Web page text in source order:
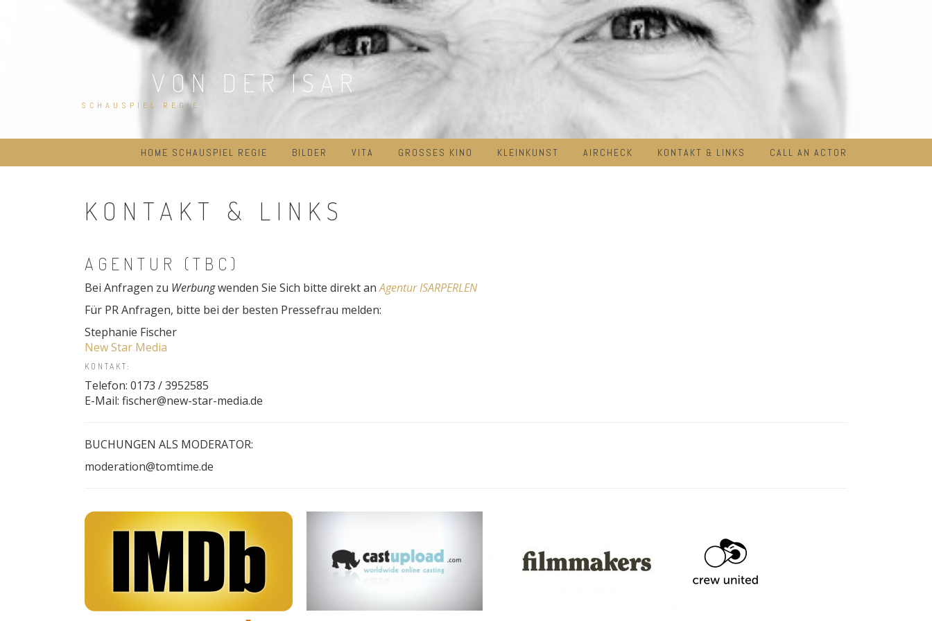
TOM VON DER ISAR
SCHAUSPIEL REGIE
HOME SCHAUSPIEL REGIE BILDER VITA GROSSES KINO KLEINKUNST AIRCHECK KONTAKT & LINKS CALL AN ACTOR
KONTAKT & LINKS
AGENTUR (TBC)
Bei Anfragen zu Werbungwenden Sie Sich bitte direkt an Agentur ISARPERLEN
Für PR Anfragen, bitte bei der besten Pressefrau melden:
Stephanie Fischer
New Star Media
KONTAKT:
Telefon: 0173 / 3952585
E-Mail: fischer@new-star-media.de
BUCHUNGEN ALS MODERATOR:
moderation@tomtime.de